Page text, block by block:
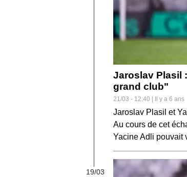
Jaroslav Plasil
grand club"
21/03 - 12:40 | Il y a 6 ans
Jaroslav Plasil et
Au cours de cet
Yacine Adli pouvait
19/03